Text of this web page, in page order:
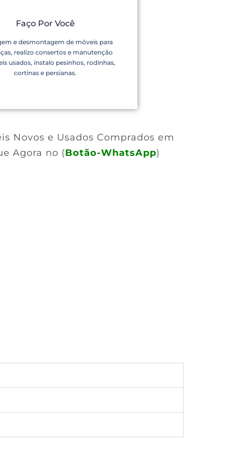
Faço Por Você
e desmontagem de móveis para
realizo consertos e manutenção
usados, instalo pesinhos, rodinhas,
cortinas e persianas.
Novos e Usados Comprados em
Agora no (Botão-WhatsApp)